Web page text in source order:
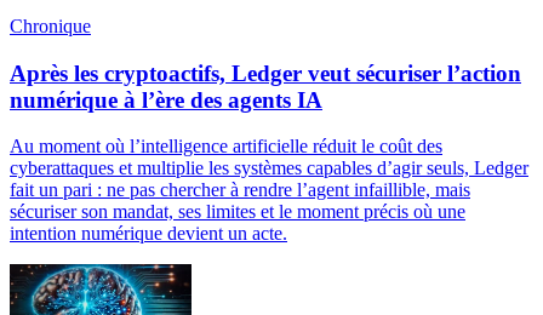
Chronique
Après les cryptoactifs, Ledger veut sécuriser l’action
numérique à l’ère des agents IA
Au moment où l’intelligence artificielle réduit le coût des
cyberattaques et multiplie les systèmes capables d’agir seuls, Ledger
fait un pari : ne pas chercher à rendre l’agent infaillible, mais
sécuriser son mandat, ses limites et le moment précis où une
intention numérique devient un acte.